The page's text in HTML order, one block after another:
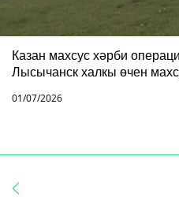
Казан махсус хәрби
Лысычанск халкы өчен
01/07/2026